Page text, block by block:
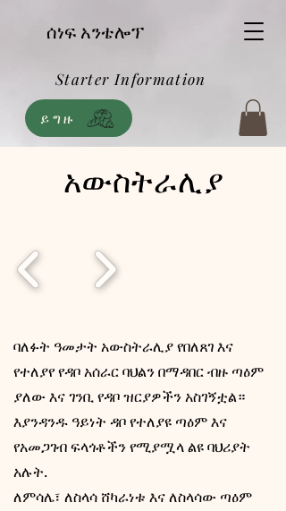
ይግዙ
ሰነፍ አንቴሎፕ
Starter Information
አውስትራሊያ
ባለፉት ዓመታት አውስትራሊያ የበለጸገ እና
የተለያየ የዳቦ አሰራር ባህልን በማዳበር ብዙ ጣዕም
ያለው እና ገንቢ የዳቦ ዝርያዎችን አስገኝቷል።
እያንዳንዱ ዓይነት ዳቦ የተለያዩ ጣዕም እና
የአመጋገብ ፍላጎቶችን የሚያሟላ ልዩ ባህሪያት
አሉት.
ለምሳሌ፣ ለስላሳ ሸካራነቱ እና ለስላሳው ጣዕም